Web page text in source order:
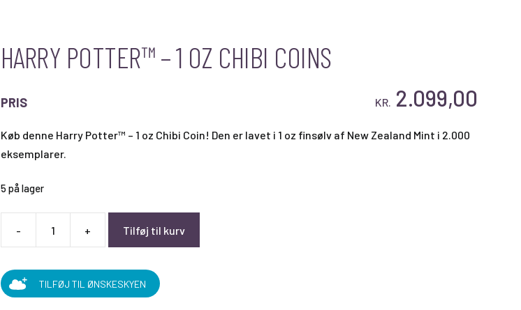
HARRY POTTER™ – 1 OZ CHIBI COINS
PRIS KR. 2.099,00
Køb denne Harry Potter™ – 1 oz Chibi Coin! Den er lavet i 1 oz finsølv af New Zealand Mint i 2.000
eksemplarer.
5 på lager
-
-
1
+ Tilføj til kurv
TILFØJ TIL ØNSKESKYEN